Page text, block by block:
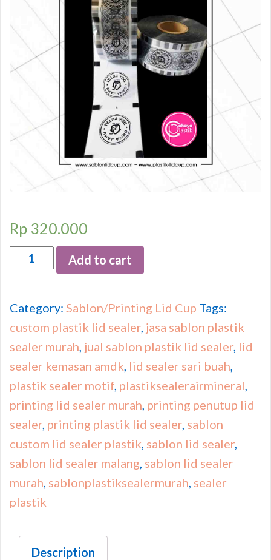
Rp 320.000
Quantity Add to cart
Category: Sablon/Printing Lid Cup Tags:
custom plastik lid sealer jasa sablon plastik
sealer murah jual sablon plastik lid sealer lid
sealer kemasan amdk lid sealer sari buah
plastik sealer motif plastiksealerairmineral
printing lid sealer murah printing penutup lid
sealer printing plastik lid sealer sablon
custom lid sealer plastik sablon lid sealer
sablon lid sealer malang sablon lid sealer
murah sablonplastiksealermurah sealer
plastik
Description